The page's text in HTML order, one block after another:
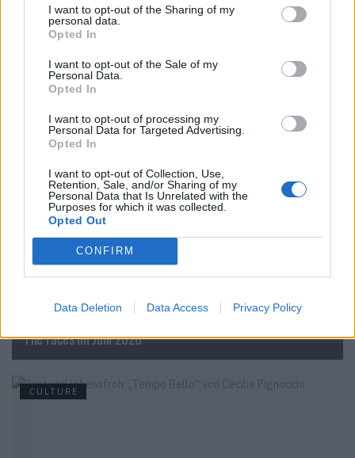
I want to opt-out of the Sharing of my
personal data.
Opted In
I want to opt-out of the Sale of my
Personal Data.
Opted In
I want to opt-out of processing my
Personal Data for Targeted Advertising.
Opted In
I want to opt-out of Collection, Use,
Retention, Sale, and/or Sharing of my
Personal Data that Is Unrelated with the
Purposes for which it was collected.
Opted Out
CONFIRM
Data Deletion Data Access Privacy Policy
FACES FACES Summer Issue
homepage
New Magazine
VERWANDTE ARTIKEL
CULTURE
The Faces im Juni 2026
CULTURE